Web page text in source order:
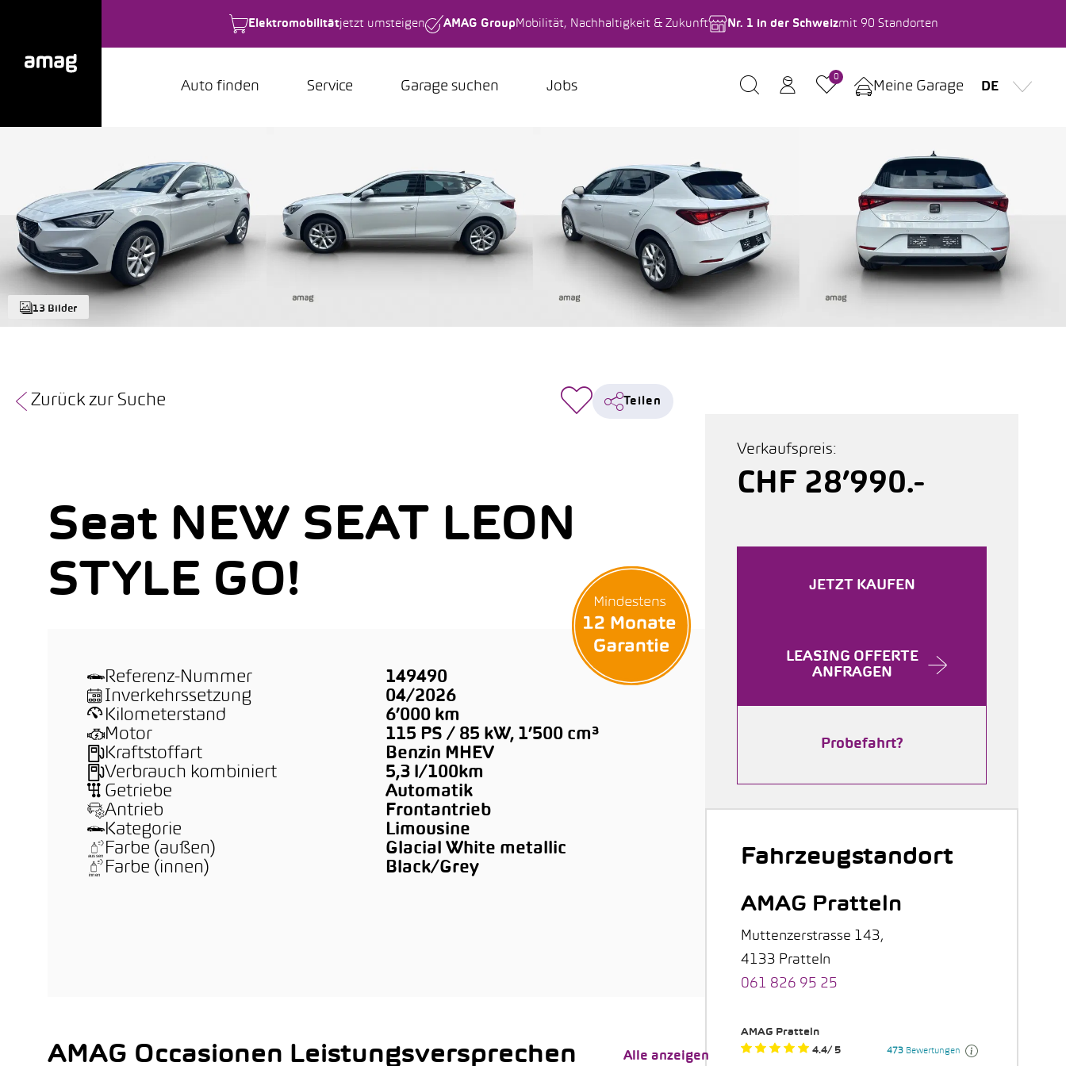
Elektromobilitätjetzt umsteigen AMAG Group Mobilität, Nachhaltigkeit & Zukunft Nr. 1 in der Schweizmit 90 Standorten
Auto finden Service Garage suchen Jobs
0
Meine Garage DE
13 Bilder
Zurück zur Suche Teilen
Seat NEW SEAT LEON
STYLE GO!
Referenz-Nummer
149490
Inverkehrssetzung
04/2026
Kilometerstand
6’000 km
Motor
115 PS / 85 kW, 1’500 cm³
Kraftstoffart
Benzin MHEV
Verbrauch kombiniert
5,3 l/100km
Getriebe
Automatik
Antrieb
Frontantrieb
Kategorie
Limousine
Farbe (außen)
Glacial White metallic
Farbe (innen)
Black/Grey
AMAG Occasionen Leistungsversprechen Alle anzeigen
Verkaufspreis:
CHF 28’990.-
JETZT KAUFEN
LEASING OFFERTE
ANFRAGEN
Probefahrt?
Fahrzeugstandort
AMAG Pratteln
Muttenzerstrasse 143,
4133 Pratteln
061 826 95 25